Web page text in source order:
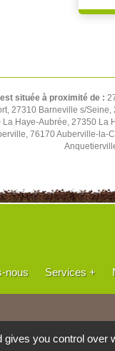
située à proximité de :
27310 Barneville s/
Haye-Aubrée, 27350 La
76170 Auberville-la-
nous Services +
you control over